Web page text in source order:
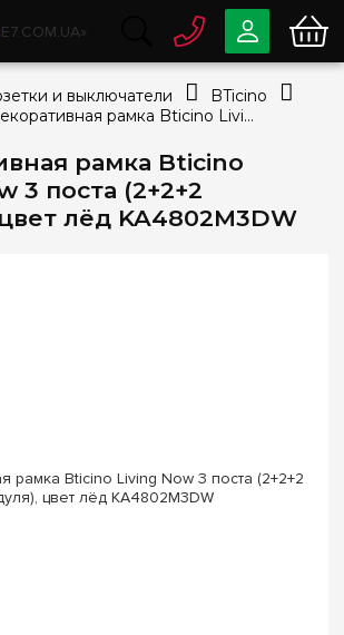
рамка Bticino
3 поста (2+2+2
лёд KA4802M3DW
0 80033-63-07
info@e7.com.ua
044334-79-78
Viber Telegram
и выключатели
BTicino
Декоративная рамка Bticino Living Now 3 поста (2+2+2 модуля), цвет лёд KA4802M3DW